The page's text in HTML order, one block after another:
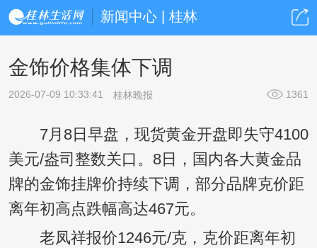
新闻中心 | 桂林
金饰价格集体下调
2026-07-09 10:33:41 桂林晚报 1361
7月8日早盘，现货黄金开盘即失守4100
美元/盎司整数关口。8日，国内各大黄金品
牌的金饰挂牌价持续下调，部分品牌克价距
离年初高点跌幅高达467元。
老凤祥报价1246元/克，克价距离年初